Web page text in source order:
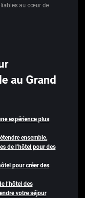
au cœur de
au Grand
expérience plus
ensemble.
de l’hôtel pour des
pour créer des
l’hôtel des
votre séjour